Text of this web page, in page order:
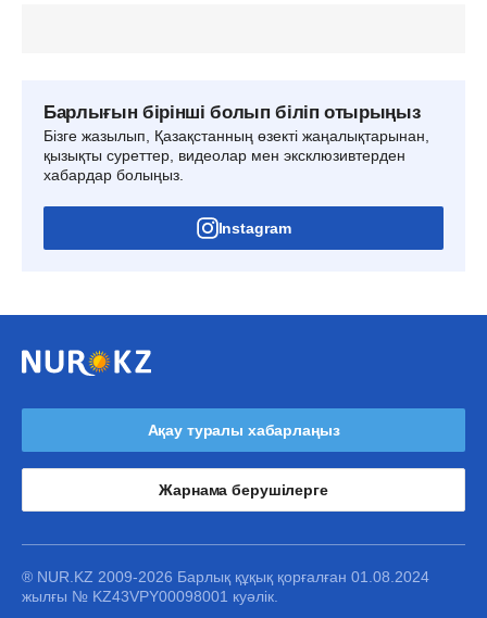
Барлығын бірінші болып біліп отырыңыз
Бізге жазылып, Қазақстанның өзекті жаңалықтарынан,
қызықты суреттер, видеолар мен эксклюзивтерден
хабардар болыңыз.
Instagram
Ақау туралы хабарлаңыз
Жарнама берушілерге
® NUR.KZ 2009-2026 Барлық құқық қорғалған 01.08.2024
жылғы № KZ43VPY00098001 куәлік.